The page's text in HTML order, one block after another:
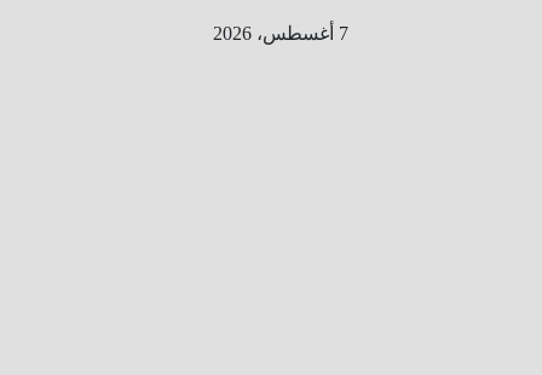
7 أغسطس، 2026